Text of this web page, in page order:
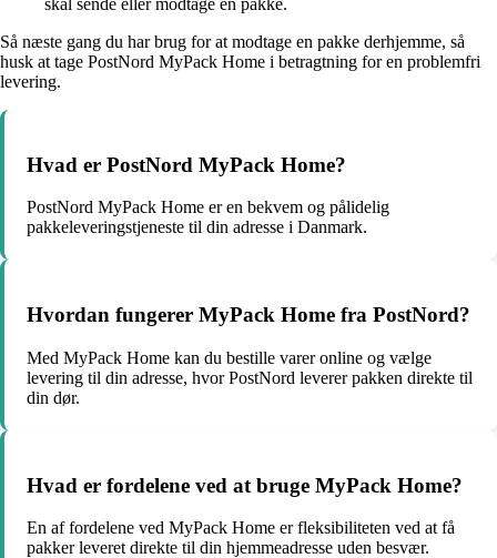
skal sende eller modtage en pakke.
Så næste gang du har brug for at modtage en pakke derhjemme, så
husk at tage PostNord MyPack Home i betragtning for en problemfri
levering.
Hvad er PostNord MyPack Home?
PostNord MyPack Home er en bekvem og pålidelig
pakkeleveringstjeneste til din adresse i Danmark.
Hvordan fungerer MyPack Home fra PostNord?
Med MyPack Home kan du bestille varer online og vælge
levering til din adresse, hvor PostNord leverer pakken direkte til
din dør.
Hvad er fordelene ved at bruge MyPack Home?
En af fordelene ved MyPack Home er fleksibiliteten ved at få
pakker leveret direkte til din hjemmeadresse uden besvær.